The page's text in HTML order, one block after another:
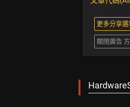
更多分享選
關閉廣告